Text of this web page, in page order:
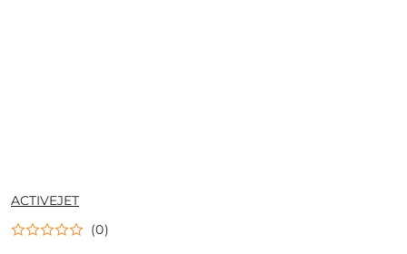
NAZWA
PRODUCENTA:
ACTIVEJET
(0)